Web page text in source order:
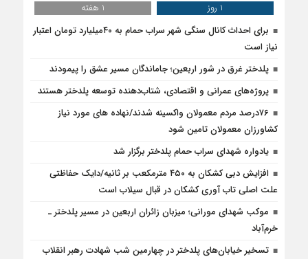
1 روز
1 هفته
برای احداث کانال سنگی شهر سراب حمام به ۴۰میلیارد تومان اعتبار
نیاز است
پلدختر غرق در شور اربعین؛ جاماندگان مسیر عشق را پیمودند
پروژه‌های عمرانی و اقتصادی، شتاب‌دهنده توسعه پلدختر هستند
۷۶درصد مردم معمولان واکسینه شدند/نهاده های مورد نیاز
کشاورزان معمولان تامین شود
یادواره شهدای سراب حمام پلدختر برگزار شد
افزایش دبی کشکان به ۴۵۰ مترمکعب بر ثانیه/دایک حفاظتی
علت اصلی تاب آوری کشکان در قبال سیلاب است
موکب شهدای مورانی؛ میزبان زائران اربعین در مسیر پلدختر ـ
خرم‌آباد
تسخیر خیابان‌های پلدختر در چهارمین شب شهادت رهبر انقلاب